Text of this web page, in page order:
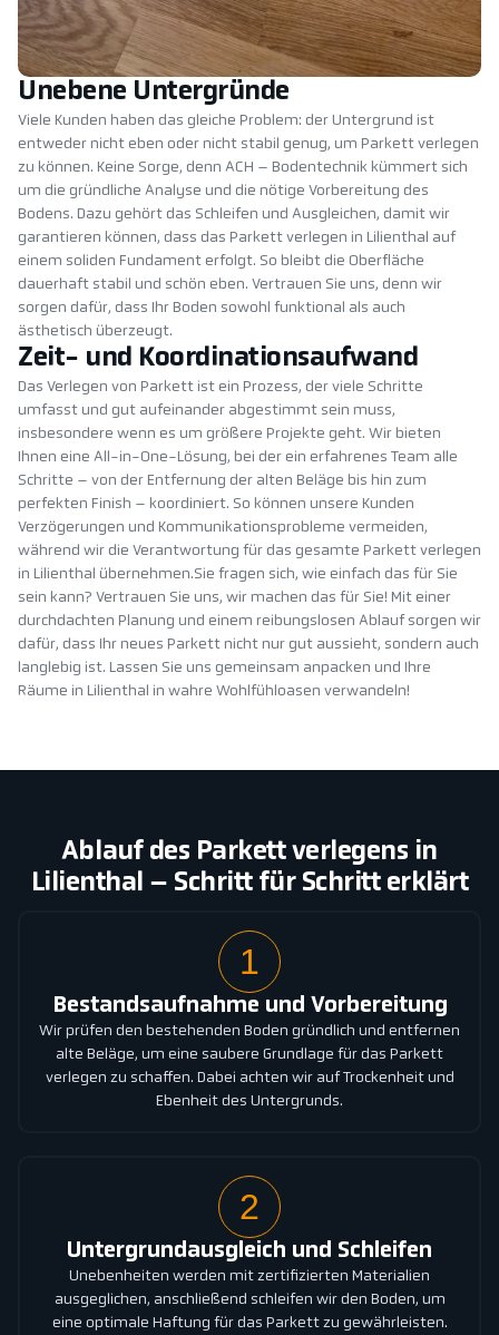
Unebene Untergründe
Viele Kunden haben das gleiche Problem: der Untergrund ist
entweder nicht eben oder nicht stabil genug, um Parkett verlegen
zu können. Keine Sorge, denn ACH – Bodentechnik kümmert sich
um die gründliche Analyse und die nötige Vorbereitung des
Bodens. Dazu gehört das Schleifen und Ausgleichen, damit wir
garantieren können, dass das Parkett verlegen in Lilienthal auf
einem soliden Fundament erfolgt. So bleibt die Oberfläche
dauerhaft stabil und schön eben. Vertrauen Sie uns, denn wir
sorgen dafür, dass Ihr Boden sowohl funktional als auch
ästhetisch überzeugt.
Zeit- und Koordinationsaufwand
Das Verlegen von Parkett ist ein Prozess, der viele Schritte
umfasst und gut aufeinander abgestimmt sein muss,
insbesondere wenn es um größere Projekte geht. Wir bieten
Ihnen eine All-in-One-Lösung, bei der ein erfahrenes Team alle
Schritte – von der Entfernung der alten Beläge bis hin zum
perfekten Finish – koordiniert. So können unsere Kunden
Verzögerungen und Kommunikationsprobleme vermeiden,
während wir die Verantwortung für das gesamte Parkett verlegen
in Lilienthal übernehmen.Sie fragen sich, wie einfach das für Sie
sein kann? Vertrauen Sie uns, wir machen das für Sie! Mit einer
durchdachten Planung und einem reibungslosen Ablauf sorgen wir
dafür, dass Ihr neues Parkett nicht nur gut aussieht, sondern auch
langlebig ist. Lassen Sie uns gemeinsam anpacken und Ihre
Räume in Lilienthal in wahre Wohlfühloasen verwandeln!
Ablauf des Parkett verlegens in
Lilienthal – Schritt für Schritt erklärt
1
Bestandsaufnahme und Vorbereitung
Wir prüfen den bestehenden Boden gründlich und entfernen
alte Beläge, um eine saubere Grundlage für das Parkett
verlegen zu schaffen. Dabei achten wir auf Trockenheit und
Ebenheit des Untergrunds.
2
Untergrundausgleich und Schleifen
Unebenheiten werden mit zertifizierten Materialien
ausgeglichen, anschließend schleifen wir den Boden, um
eine optimale Haftung für das Parkett zu gewährleisten.